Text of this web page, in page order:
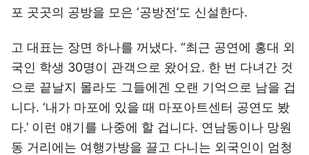
포 곳곳의 공방을 모은 ‘공방전’도 신설한다.
고 대표는 장면 하나를 꺼냈다. “최근 공연에 홍대 외
국인 학생 30명이 관객으로 왔어요. 한 번 다녀간 것
으로 끝날지 몰라도 그들에겐 오랜 기억으로 남을 겁
니다. ‘내가 마포에 있을 때 마포아트센터 공연도 봤
다.’ 이런 얘기를 나중에 할 겁니다. 연남동이나 망원
동 거리에는 여행가방을 끌고 다니는 외국인이 엄청